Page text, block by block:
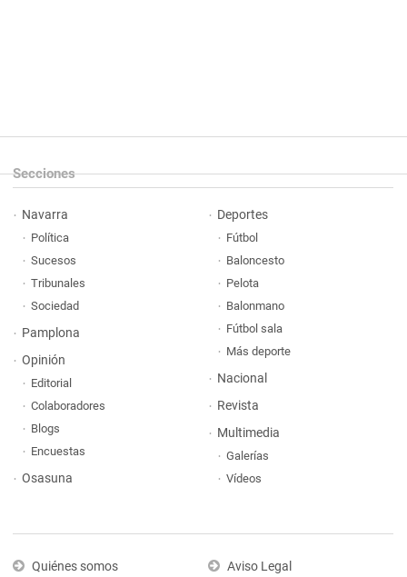
Secciones
Navarra
Política
Sucesos
Tribunales
Sociedad
Pamplona
Opinión
Editorial
Colaboradores
Blogs
Encuestas
Osasuna
Deportes
Fútbol
Baloncesto
Pelota
Balonmano
Fútbol sala
Más deporte
Nacional
Revista
Multimedia
Galerías
Vídeos
Quiénes somos
Aviso Legal